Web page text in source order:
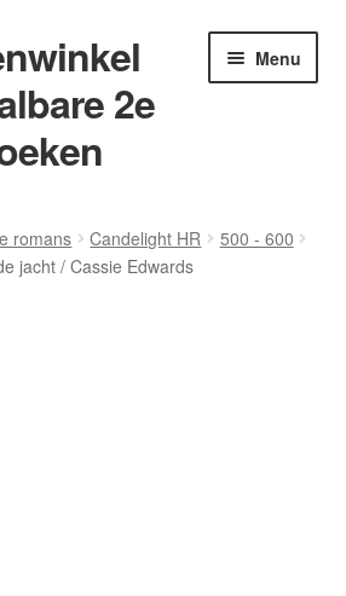
2e
Menu
romans Candelight HR
500 - 600
jacht / Cassie Edwards